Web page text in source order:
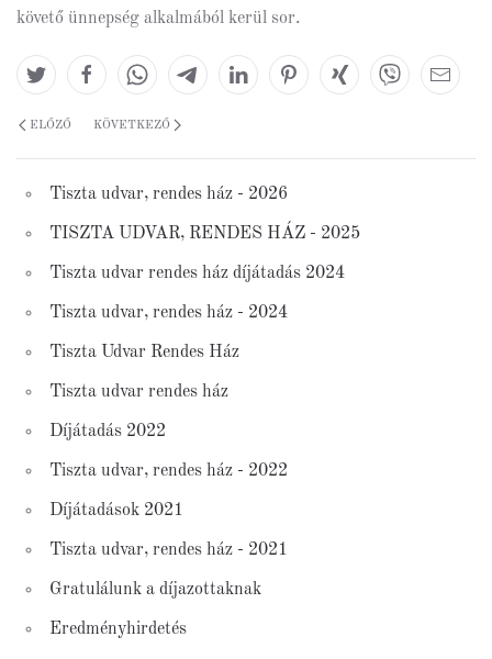
követő ünnepség alkalmából kerül sor.
ELŐZŐ KÖVETKEZŐ
Tiszta udvar, rendes ház - 2026
TISZTA UDVAR, RENDES HÁZ - 2025
Tiszta udvar rendes ház díjátadás 2024
Tiszta udvar, rendes ház - 2024
Tiszta Udvar Rendes Ház
Tiszta udvar rendes ház
Díjátadás 2022
Tiszta udvar, rendes ház - 2022
Díjátadások 2021
Tiszta udvar, rendes ház - 2021
Gratulálunk a díjazottaknak
Eredményhirdetés